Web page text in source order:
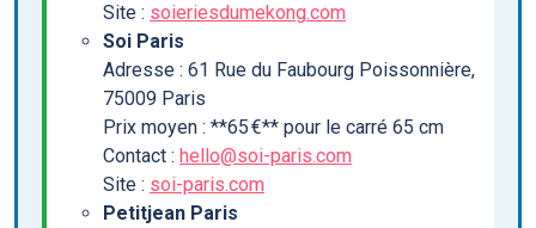
Site : soieriesdumekong.com
Soi Paris
Adresse : 61 Rue du Faubourg Poissonnière,
75009 Paris
Prix moyen : **65 €** pour le carré 65 cm
Contact : hello@soi-paris.com
Site : soi-paris.com
Petitjean Paris